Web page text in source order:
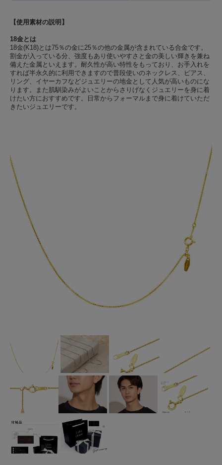
【使用素材の説明】
18金とは
18金(K18)とは75％の金に25％の他の金属が含まれている合金です。
割金が入っている分、強度もあり使いやすさと金の美しい輝きを兼ね
備えた金属といえます。耐久性が高い特性をもっており、お手入れを
すれば半永久的に利用できますので普段使いのネックレス、ピアス、
リング、イヤーカフなどジュエリーの地金として人気が高いものにな
ります。また肌馴染みがよいことからさりげなくジュエリーを身に着
けたい方におすすめです。日常からフォーマルまで身に着けていただ
きたいジュエリーです。